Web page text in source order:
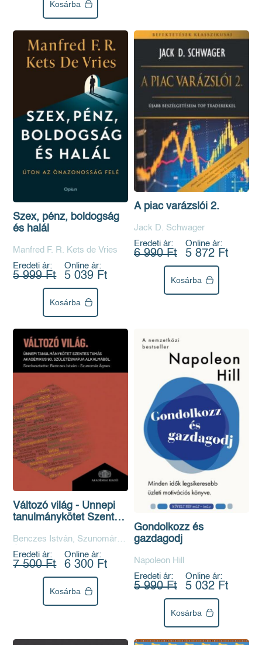
Kosárba
Szex, pénz, boldogság
és halál
Manfred F. R. Kets de Vries
Eredeti ár:
5 999 Ft
Online ár:
5 039 Ft
Kosárba
A piac varázslói 2.
Jack D. Schwager
Eredeti ár:
6 990 Ft
Online ár:
5 872 Ft
Kosárba
Változó világ - Ünnepi
tanulmánykötet Szentes
születésnapja
alkalmából
Benczes István, Szunomár
Ágnes
Eredeti ár:
7 500 Ft
Online ár:
6 300 Ft
Kosárba
Gondolkozz és
gazdagodj
Napoleon Hill
Eredeti ár:
5 990 Ft
Online ár:
5 032 Ft
Kosárba